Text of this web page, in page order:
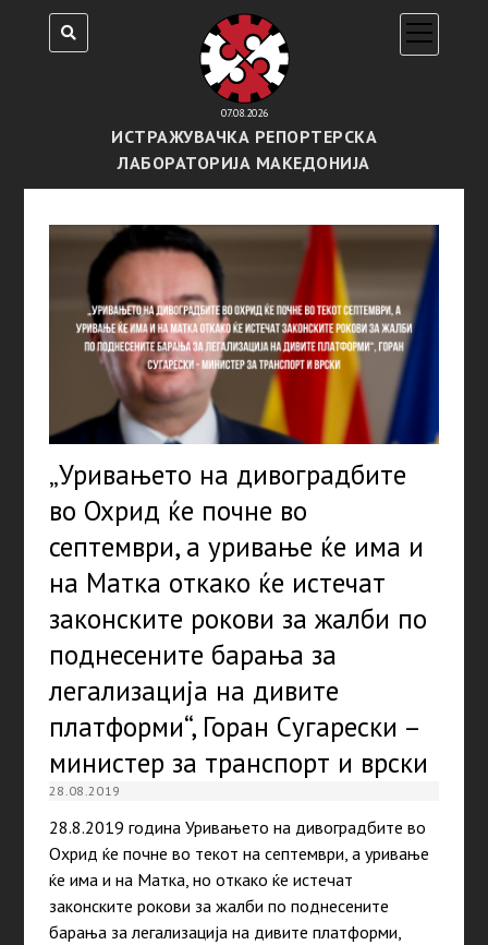
07.08.2026
ИСТРАЖУВАЧКА РЕПОРТЕРСКА
ЛАБОРАТОРИЈА МАКЕДОНИЈА
open
menu
„Уривањетo на дивоградбите
во Охрид ќе почне во
септември, а уривање ќе има и
на Матка откако ќе истечат
законските рокови за жалби по
поднесените барања за
легализација на дивите
платформи“, Горан Сугарески –
министер за транспорт и врски
28.08.2019
28.8.2019 година Уривањето на дивоградбите во
Охрид ќе почне во текот на септември, а уривање
ќе има и на Матка, но откако ќе истечат
законските рокови за жалби по поднесените
барања за легализација на дивите платформи,